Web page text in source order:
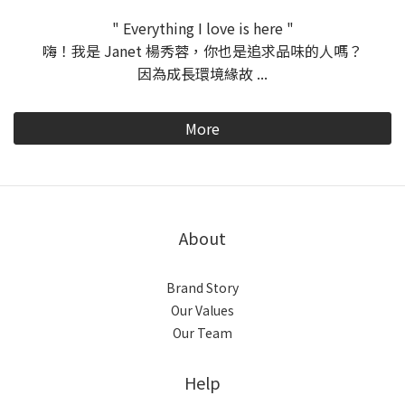
" Everything I love is here "
嗨！我是 Janet 楊秀蓉，你也是追求品味的人嗎？
因為成長環境緣故 ...
More
About
Brand Story
Our Values
Our Team
Help